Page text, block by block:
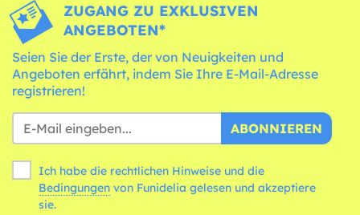
ZUGANG ZU EXKLUSIVEN
ANGEBOTEN*
Seien Sie der Erste, der von Neuigkeiten und
Angeboten erfährt, indem Sie Ihre E-Mail-Adresse
registrieren!
ABONNIEREN
Ich habe die rechtlichen Hinweise und die
Bedingungen
sie.